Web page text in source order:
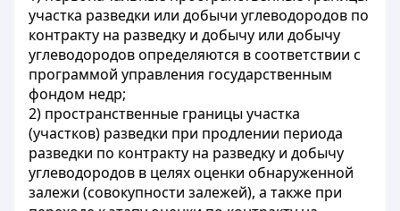
участка разведки или добычи углеводородов по
контракту на разведку и добычу или добычу
углеводородов определяются в соответствии с
программой управления государственным
фондом недр;
2) пространственные границы участка
(участков) разведки при продлении периода
разведки по контракту на разведку и добычу
углеводородов в целях оценки обнаруженной
залежи (совокупности залежей), а также при